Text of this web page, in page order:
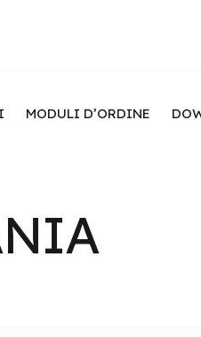
MODULI D’ORDINE